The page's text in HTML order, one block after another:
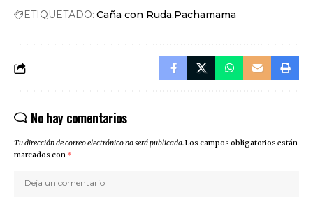
ETIQUETADO: Caña con Ruda Pachamama
No hay comentarios
Tu dirección de correo electrónico no será publicada.Los campos obligatorios están
marcados con *